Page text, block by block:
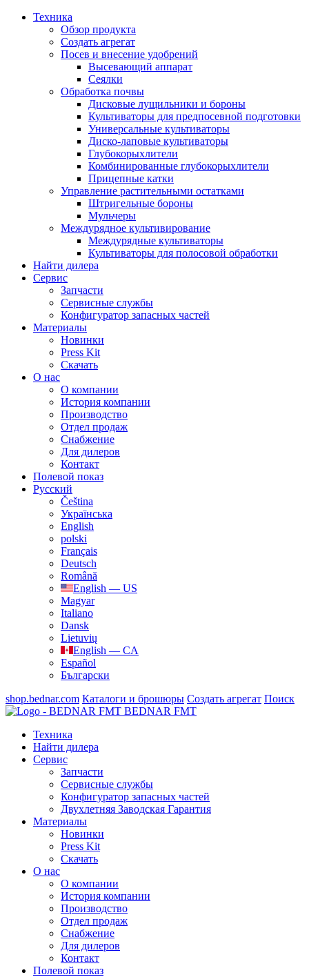
Техника
Обзор продукта
Создать агрегат
Посев и внесение удобрений
Высевающий аппарат
Сеялки
Oбработка почвы
Дисковые лущильники и бороны
Культиваторы для предпосевной подготовки
Универсальные культиваторы
Диско-лаповые культиваторы
Глубокорыхлители
Комбинированные глубокорыхлители
Прицепные катки
Управление растительными остатками
Штригельные бороны
Мульчеры
Междурядное культивирование
Междурядные культиваторы
Культиваторы для полосовой обработки
Найти дилера
Сервис
Запчасти
Сервисные службы
Конфигуратор запасных частей
Материалы
Новинки
Press Kit
Скачать
О нас
О компании
История компании
Производство
Отдел продаж
Cнабжение
Для дилеров
Контакт
Полевой показ
Русский
Čeština
Українська
English
polski
Français
Deutsch
Română
English — US
Magyar
Italiano
Dansk
Lietuvių
English — CA
Español
Български
shop.bednar.com Каталоги и брошюры Создать агрегат Поиск
BEDNAR FMT
Техника
Найти дилера
Сервис
Запчасти
Сервисные службы
Конфигуратор запасных частей
Двухлетняя Заводская Гарантия
Материалы
Новинки
Press Kit
Скачать
О нас
О компании
История компании
Производство
Отдел продаж
Cнабжение
Для дилеров
Контакт
Полевой показ